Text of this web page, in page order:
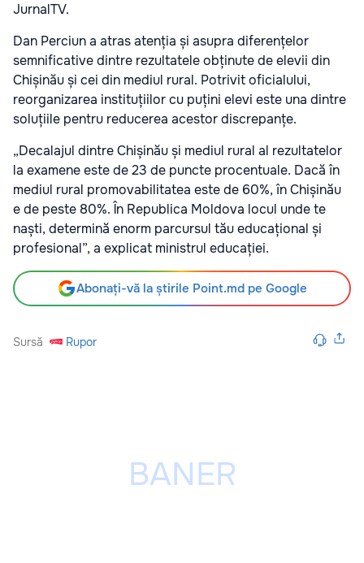
JurnalTV.
Dan Perciun a atras atenția și asupra diferențelor
semnificative dintre rezultatele obținute de elevii din
Chișinău și cei din mediul rural. Potrivit oficialului,
reorganizarea instituțiilor cu puțini elevi este una dintre
soluțiile pentru reducerea acestor discrepanțe.
„Decalajul dintre Chișinău și mediul rural al rezultatelor
la examene este de 23 de puncte procentuale. Dacă în
mediul rural promovabilitatea este de 60%, în Chișinău
e de peste 80%. În Republica Moldova locul unde te
naști, determină enorm parcursul tău educațional și
profesional”, a explicat ministrul educației.
Abonați-vă la știrile Point.md pe Google
Sursă Rupor